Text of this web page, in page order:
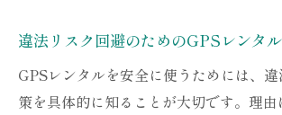
違法リスク回避のためのGPSレンタ
GPSレンタルを安全に使うためには、
策を具体的に知ることが大切です。理